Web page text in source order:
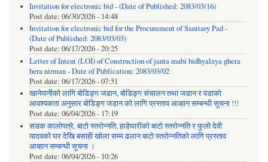
Invitation for electronic bid - (Date of Published: 2083/03/16)
Post date: 06/30/2026 - 14:48
Invitation for electronic bid for the Procurement of Sanitary Pad -
(Date of Published: 2083/03/03)
Post date: 06/17/2026 - 20:25
Letter of Intent (LOI) of Construction of janta mabi bidhyalaya ghera
bera nirman - Date of Publication: 2083/03/02
Post date: 06/17/2026 - 07:51
खानेपानीको लागि बोडिङ्ग जडान, बोडिङ्ग संचालन तथा जडान र वडाको
आवश्यकता अनुसार बोडिङ्ग जडान को लागि प्रस्ताव आव्हान सम्बन्धी सूचना !!!
Post date: 06/04/2026 - 17:19
सडक कालोपत्रे, बाटो स्तरोन्नति, हाडेघारीको बाटो स्तरोन्नति र फुलो देवी
यादवको घर देखि बसाही खोला सम्म ढलान बाटो स्तरोन्नतिको लागि प्रस्ताव
आव्हान सम्बन्धी सूचना ।
Post date: 06/04/2026 - 10:26